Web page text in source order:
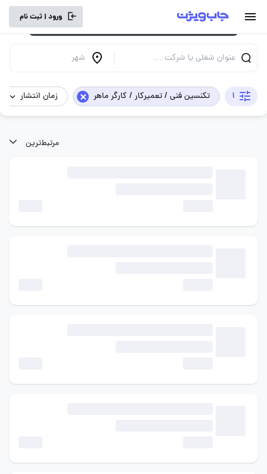
ورود | ثبت نام
عنوان شغلی یا شرکت … شهر
1 تکنسین فنی / تعمیرکار / کارگر ماهر × زمان انتشار
برای تجربه کاربری بهتر و سرعت بالاتر، vpn
خود را خاموش کنید.